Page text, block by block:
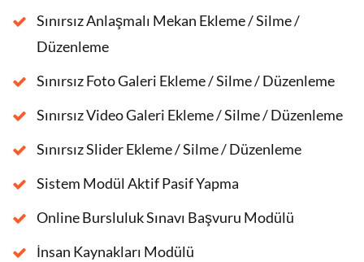
Sınırsız Anlaşmalı Mekan Ekleme / Silme /
Düzenleme
Sınırsız Foto Galeri Ekleme / Silme / Düzenleme
Sınırsız Video Galeri Ekleme / Silme / Düzenleme
Sınırsız Slider Ekleme / Silme / Düzenleme
Sistem Modül Aktif Pasif Yapma
Online Bursluluk Sınavı Başvuru Modülü
İnsan Kaynakları Modülü